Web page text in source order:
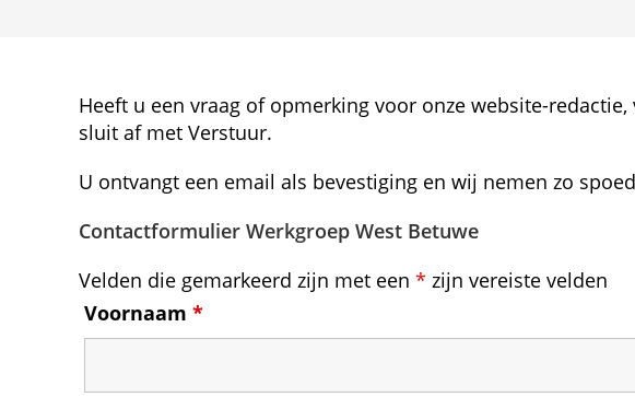
Heeft u een vraag of opmerking voor onze website-
sluit af met Verstuur.
U ontvangt een email als bevestiging en wij nemen zo
Contactformulier Werkgroep West Betuwe
Velden die gemarkeerd zijn met een * zijn vereiste velden
Voornaam *